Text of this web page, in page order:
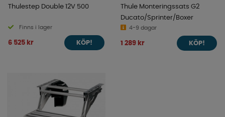
Thulestep Double 12V 500
Finns i lager
6 525 kr KÖP!
Thule Monteringssats G2
Ducato/Sprinter/Boxer
4-9 dagar
1 289 kr KÖP!